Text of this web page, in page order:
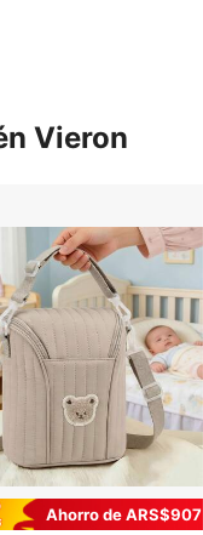
Vieron
Ahorro de ARS$907